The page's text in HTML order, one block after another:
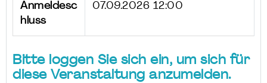
Anmeldesc
hluss
07.09.2026 12:00
Bitte loggen Sie sich ein, um sich für
diese Veranstaltung anzumelden.